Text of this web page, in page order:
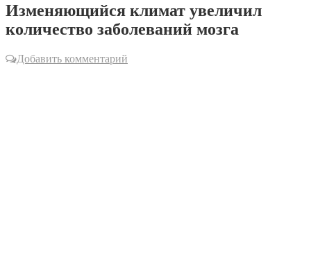
Изменяющийся климат увеличил
количество заболеваний мозга
Добавить комментарий